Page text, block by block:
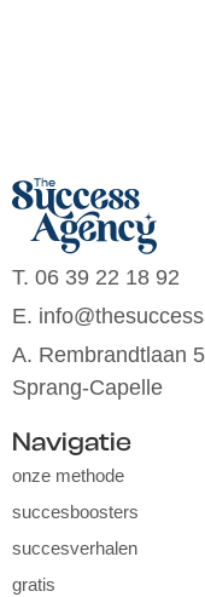
T. 06 39 22 18 92
E.
A. Rembrandtlaan
Sprang-Capelle
Navigatie
onze methode
succesboosters
succesverhalen
gratis